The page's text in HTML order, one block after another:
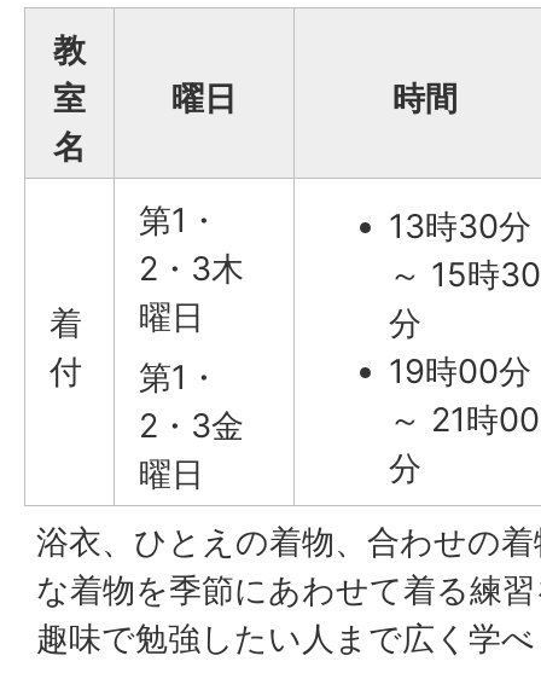
教
室
名
曜日 時間
着
付
第1・
2・3木
曜日
第1・
2・3金
曜日
13時30分
～ 15時30
分
19時00分
～ 21時00
分
浴衣、ひとえの着物、合わせの
な着物を季節にあわせて着る練
趣味で勉強したい人まで広く学